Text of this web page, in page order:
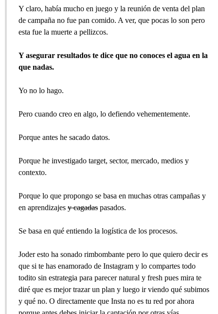
Y claro, había mucho en juego y la reunión de venta del plan
de campaña no fue pan comido. A ver, que pocas lo son pero
esta fue la muerte a pellizcos.
Y asegurar resultados te dice que no conoces el agua en la
que nadas.
Yo no lo hago.
Pero cuando creo en algo, lo defiendo vehementemente.
Porque antes he sacado datos.
Porque he investigado target, sector, mercado, medios y
contexto.
Porque lo que propongo se basa en muchas otras campañas y
en aprendizajes y cagadas pasados.
Se basa en qué entiendo la logística de los procesos.
Joder esto ha sonado rimbombante pero lo que quiero decir es
que si te has enamorado de Instagram y lo compartes todo
todito sin estrategia para parecer natural y fresh pues mira te
diré que es mejor trazar un plan y luego ir viendo qué subimos
y qué no. O directamente que Insta no es tu red por ahora